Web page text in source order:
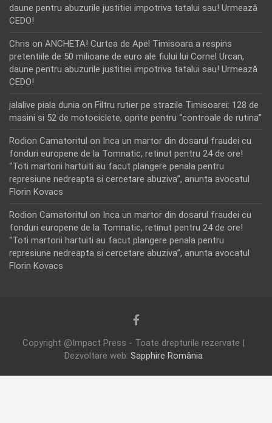
daune pentru abuzurile justitiei impotriva tatalui sau! Urmează
CEDO!
Chris on ANCHETA! Curtea de Apel Timisoara a respins
pretentiile de 50 milioane de euro ale fiului lui Cornel Urcan,
daune pentru abuzurile justitiei impotriva tatalui sau! Urmează
CEDO!
jalalive piala dunia on Filtru rutier pe strazile Timisoarei: 128 de
masini si 52 de motociclete, oprite pentru “controale de rutina”
Rodion Camatoritul on Inca un martor din dosarul fraudei cu
fonduri europene de la Tomnatic, retinut pentru 24 de ore!
“Toti martorii hartuiti au facut plangere penala pentru
represiune nedreapta si cercetare abuziva”, anunta avocatul
Florin Kovacs
Rodion Camatoritul on Inca un martor din dosarul fraudei cu
fonduri europene de la Tomnatic, retinut pentru 24 de ore!
“Toti martorii hartuiti au facut plangere penala pentru
represiune nedreapta si cercetare abuziva”, anunta avocatul
Florin Kovacs
Copyright @Impact Press - Toate drepturile rezervate |
Dezvoltare web: Sapphire România